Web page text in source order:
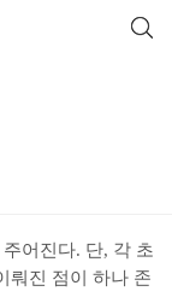
어진다. 단, 각 초
뤄진 점이 하나 존